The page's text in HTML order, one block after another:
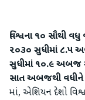
વિશ્વના ૧૦ સૌથી વધુ
૨૦૩૦ સુધીમાં ૮.૫
સુધીમાં ૧૦.૯ અબજ
સાત અબજથી
માં, એશિયન દેશો